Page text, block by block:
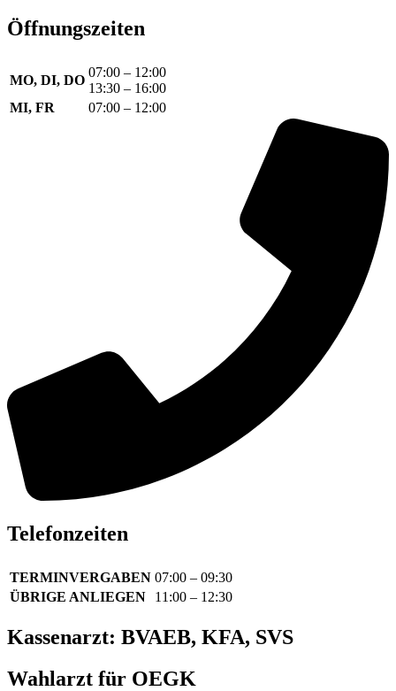
Öffnungszeiten
MO, DI, DO
07:00 – 12:00
13:30 – 16:00
MI, FR
07:00 – 12:00
Telefonzeiten
TERMINVERGABEN 07:00 – 09:30
ÜBRIGE ANLIEGEN
11:00 – 12:30
Kassenarzt: BVAEB, KFA, SVS
Wahlarzt für OEGK